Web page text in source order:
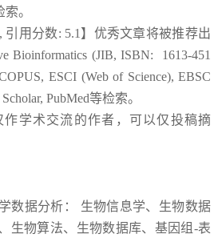
。
引用分数: 5.1】优秀文章将被推荐出
Bioinformatics (JIB, ISBN: 1613-451
ESCI (Web of Science), EBSC
PubMed等检索。
作学术交流的作者，可以仅投稿摘
数据分析： 生物信息学、生物数据
生物算法、生物数据库、基因组-表